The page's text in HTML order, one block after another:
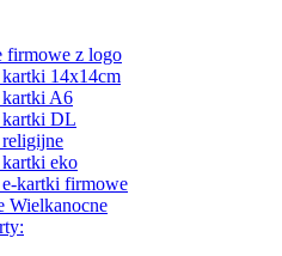
firmowe z logo
14x14cm
kartki A6
kartki DL
eko
kartki firmowe
Wielkanocne